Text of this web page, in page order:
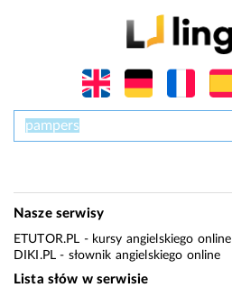
Nasze serwisy
ETUTOR.PL - kursy angielskiego online
DIKI.PL - słownik angielskiego online
Lista słów w serwisie